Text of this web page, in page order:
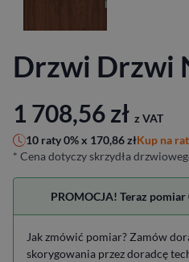
Drzwi Drzwi
1 708,56zł z VAT
10 raty 0% x 170,86złKup na
* Cena dotyczy skrzydła
PROMOCJA! Teraz
Jak zmówić pomiar? Zamów
skorygowania przez doradcę